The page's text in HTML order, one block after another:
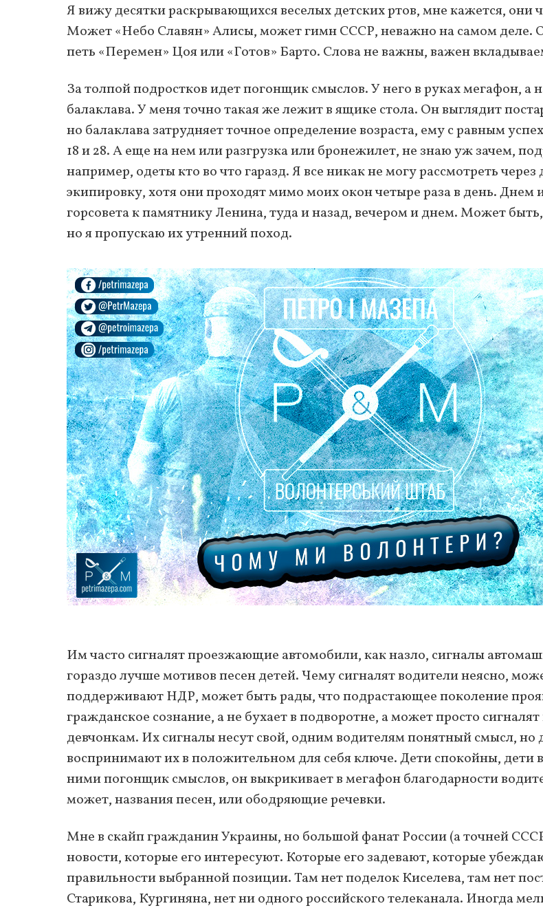
Я вижу десятки раскрывающихся веселых детских ртов, мне кажется, они
Может «Небо Славян» Алисы, может гимн СССР, неважно на самом деле.
петь «Перемен» Цоя или «Готов» Барто. Слова не важны, важен
За толпой подростков идет погонщик смыслов. У него в руках мегафон, а
балаклава. У меня точно такая же лежит в ящике стола. Он выглядит
но балаклава затрудняет точное определение возраста, ему с равным
18 и 28. А еще на нем или разгрузка или бронежилет, не знаю уж зачем,
например, одеты кто во что гаразд. Я все никак не могу рассмотреть через
экипировку, хотя они проходят мимо моих окон четыре раза в день. Днем
горсовета к памятнику Ленина, туда и назад, вечером и днем. Может
но я пропускаю их утренний поход.
Им часто сигналят проезжающие автомобили, как назло, сигналы
гораздо лучше мотивов песен детей. Чему сигналят водители неясно,
поддерживают НДР, может быть рады, что подрастающее поколение
гражданское сознание, а не бухает в подворотне, а может просто
девчонкам. Их сигналы несут свой, одним водителям понятный смысл, но
воспринимают их в положительном для себя ключе. Дети спокойны, дети
ними погонщик смыслов, он выкрикивает в мегафон благодарности
может, названия песен, или ободряющие речевки.
Мне в скайп гражданин Украины, но большой фанат России (а точней
новости, которые его интересуют. Которые его задевают, которые
правильности выбранной позиции. Там нет поделок Киселева, там нет
Старикова, Кургиняна, нет ни одного российского телеканала. Иногда